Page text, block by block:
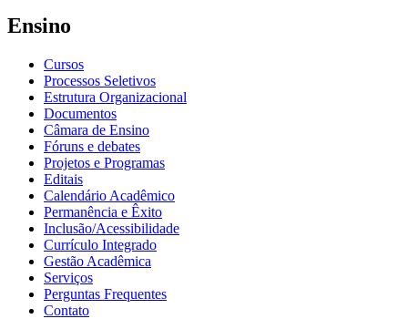
Ensino
Cursos
Processos Seletivos
Estrutura Organizacional
Documentos
Câmara de Ensino
Fóruns e debates
Projetos e Programas
Editais
Calendário Acadêmico
Permanência e Êxito
Inclusão/Acessibilidade
Currículo Integrado
Gestão Acadêmica
Serviços
Perguntas Frequentes
Contato